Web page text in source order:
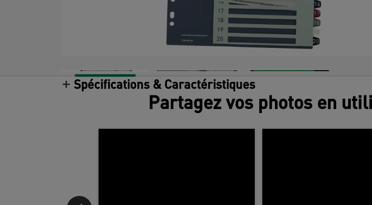
Spécifications & Caractéristiques
Partagez vos photos en